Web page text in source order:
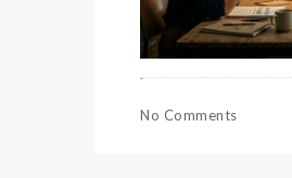
No Comments